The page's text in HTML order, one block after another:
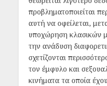
προβληματοποιείται
αυτή να οφείλεται,
υποχώρηση κλασικών
την ανάδυση
σχετίζονται
τον έμφυλο και
κινήματα τα οποία